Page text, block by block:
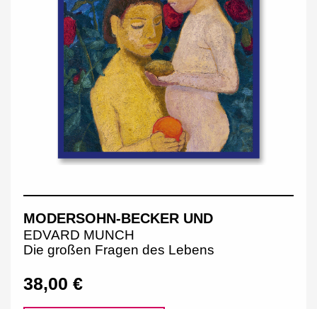
MODERSOHN-BECKER UND
EDVARD MUNCH
Die großen Fragen des Lebens
38,00 €